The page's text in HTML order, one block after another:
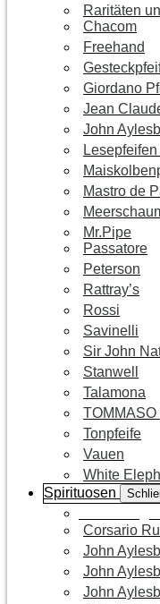
Raritäten
Chacom
Freehand
Giordano
Jean
John
Mastro de
Mr.Pipe
Passatore
Peterson
Rattray’s
Rossi
Savinelli
Sir John
Stanwell
Talamona
TOMMASO
Tonpfeife
Vauen
White
Spirituosen
Corsario
John
John
John